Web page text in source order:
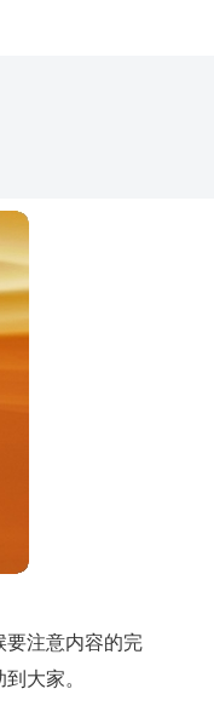
要注意内容的完
大家。